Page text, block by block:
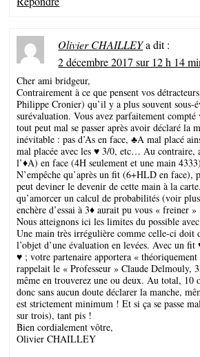
Olivier CHAILLEYa dit :
2 décembre 2017 sur 12 h 14
Cher ami bridgeur,
Contrairement à ce que pensent vos
Philippe Cronier) qu’il y a plus souvent sous-
surévaluation. Vous avez parfaitement
tout peut mal se passer après avoir déclaré la
inévitable : pas d’As en face, ♣A mal placé
mal placée avec les ♥ 3/0, etc… Au contraire,
l’♦A) en face (4H seulement et une main
N’empêche qu’après un fit (6+HLD en face),
peut deviner le devenir de cette main à la
qu’amorcer un calcul de probabilités (voir
enchère d’essai à 3♦ aurait pu vous « freiner »
Nous atteignons ici les limites du possible
Une main très irrégulière comme celle-ci doit
l’objet d’une évaluation en levées. Avec un fit
♥ ; votre partenaire apportera «
rappelait le « Professeur » Claude Delmouly,
même en trouverez une ou deux. Au total, 10
donc sans aucun doute déclarer la manche,
est strictement minimum ! Et si ça se passe
sur trois), tant pis !
Bien cordialement vôtre,
Olivier CHAILLEY